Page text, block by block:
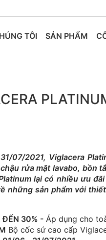
TÔI SẢN PHẨM
07/2021, Viglacera
rửa mặt lavabo, bồn
lại có nhiều ưu
những sản phẩm với
ĐẾN 30% - Áp dụng cho
Bộ cốc sứ cao cấp